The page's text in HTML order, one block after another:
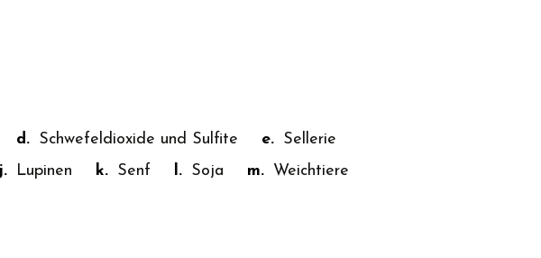
d. Schwefeldioxide und Sulfite e.
Sellerie
j. Lupinen k. Senf l. Soja m.
Weichtiere